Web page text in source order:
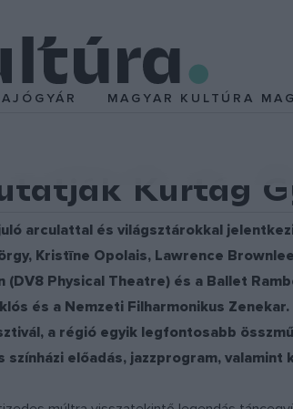
MAGYAR KULTÚRA
Kurtág
arculattal és világsztárokkal
Kristīne Opolais, Lawrence
Physical Theatre) és a Ballet
és a Nemzeti Filharmonikus
a régió egyik legfontosabb
előadás, jazzprogram, valamint